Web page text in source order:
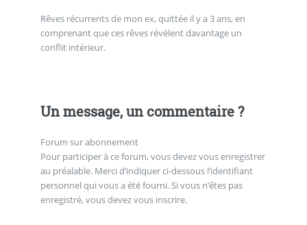
Rêves récurrents de mon ex, quittée il y a 3 ans, en
comprenant que ces rêves révèlent davantage un
conflit intérieur.
Un message, un commentaire ?
Forum sur abonnement
Pour participer à ce forum, vous devez vous enregistrer
au préalable. Merci d’indiquer ci-dessous l’identifiant
personnel qui vous a été fourni. Si vous n’êtes pas
enregistré, vous devez vous inscrire.